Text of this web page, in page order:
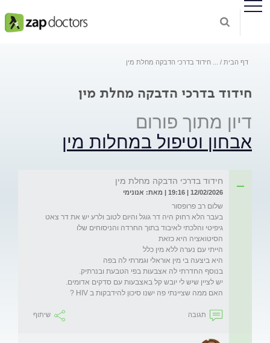
דף הבית חידוד בדרכי הדבקה מחלת מין
חידוד בדרכי הדבקה מחלת מין
דיון מתוך פורום
אבחון וטיפול במחלות מין
חידוד בדרכי הדבקה מחלת מין
12/02/2026 | 19:16 | מאת: אנונימי
בעבר הלא רחוק היה דר גוגל והיום לטוב ולרע יש את דר צאט
האם ממה שציינתי פה ישנו סיכון להידבקות ב HIV ?
תגובה שיתוף